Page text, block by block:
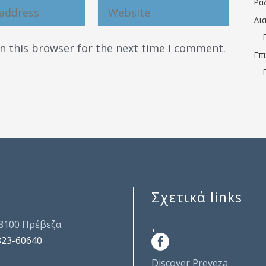
this browser for the next time I comment.
Πρέβεζα
60640
Σχετικά links
.
Discover Preveza